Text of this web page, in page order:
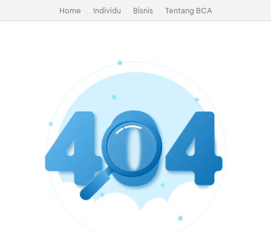
Home Individu Bisnis Tentang BCA